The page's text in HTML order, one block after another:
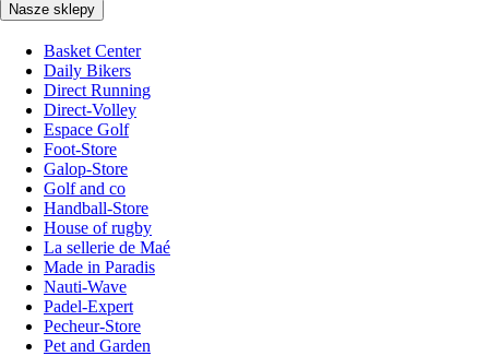
Nasze sklepy
Basket Center
Daily Bikers
Direct Running
Direct-Volley
Espace Golf
Foot-Store
Galop-Store
Golf and co
Handball-Store
House of rugby
La sellerie de Maé
Made in Paradis
Nauti-Wave
Padel-Expert
Pecheur-Store
Pet and Garden